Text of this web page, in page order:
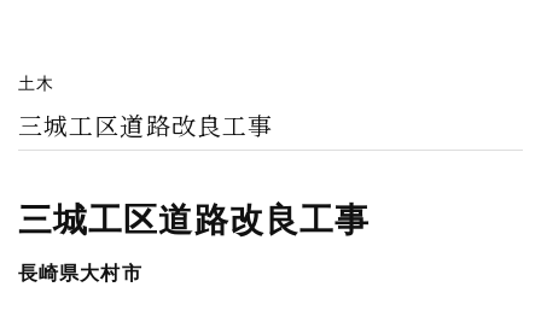
土木
三城工区道路改良工事
三城工区道路改良工事
長崎県大村市